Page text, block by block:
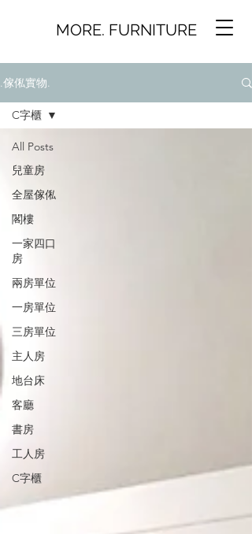
MORE. FURNITURE
.傢俬實物.
All Posts
兒童房
全屋傢俬
閣樓
一家四口
房
兩房單位
一房單位
三房單位
主人房
地台床
客廳
書房
工人房
C字櫃
C字櫃